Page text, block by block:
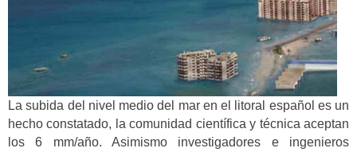
La subida del nivel medio del mar en el litoral español es un
hecho constatado, la comunidad científica y técnica aceptan
los 6 mm/año. Asimismo investigadores e ingenieros